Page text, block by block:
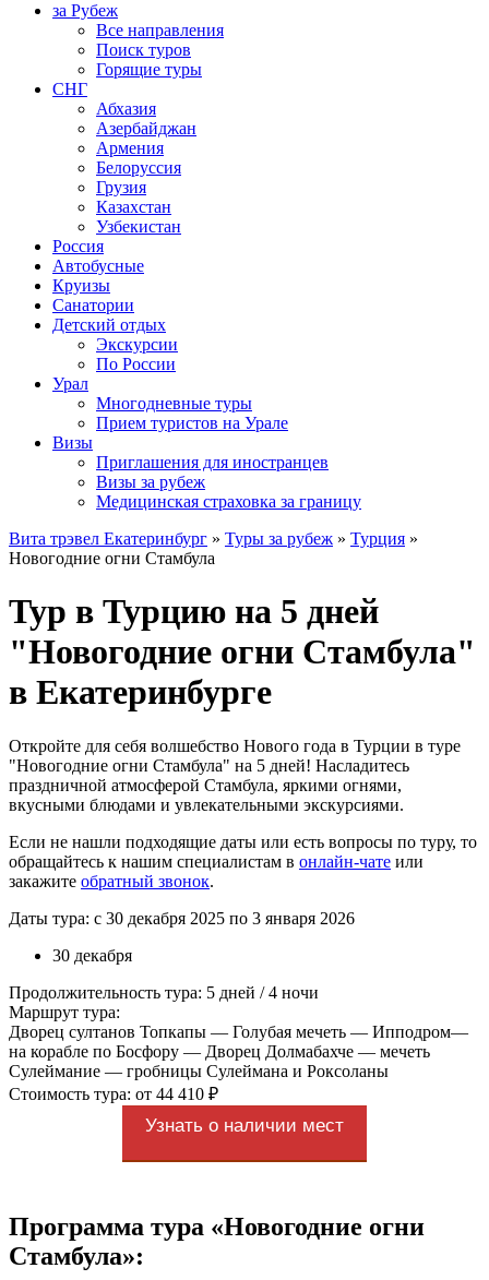
за Рубеж
Все направления
Поиск туров
Горящие туры
СНГ
Абхазия
Азербайджан
Армения
Белоруссия
Грузия
Казахстан
Узбекистан
Россия
Автобусные
Круизы
Санатории
Детский отдых
Экскурсии
По России
Урал
Многодневные туры
Прием туристов на Урале
Визы
Приглашения для иностранцев
Визы за рубеж
Медицинская страховка за границу
Вита трэвел Екатеринбург » Туры за рубеж » Турция »
Новогодние огни Стамбула
Тур в Турцию на 5 дней
"Новогодние огни Стамбула"
в Екатеринбурге
Откройте для себя волшебство Нового года в Турции в туре
"Новогодние огни Стамбула" на 5 дней! Насладитесь
праздничной атмосферой Стамбула, яркими огнями,
вкусными блюдами и увлекательными экскурсиями.
Если не нашли подходящие даты или есть вопросы по туру, то
обращайтесь к нашим специалистам в онлайн-чате или
закажите обратный звонок.
Даты тура: с 30 декабря 2025 по 3 января 2026
30 декабря
Продолжительность тура: 5 дней / 4 ночи
Маршрут тура:
Дворец султанов Топкапы — Голубая мечеть — Ипподром—
на корабле по Босфору — Дворец Долмабахче — мечеть
Сулеймание — гробницы Сулеймана и Роксоланы
Стоимость тура: от 44 410 ₽
Узнать о наличии мест
Программа тура «Новогодние огни
Стамбула»: